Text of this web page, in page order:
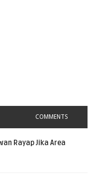
COMMENTS
Rayap Jika Area